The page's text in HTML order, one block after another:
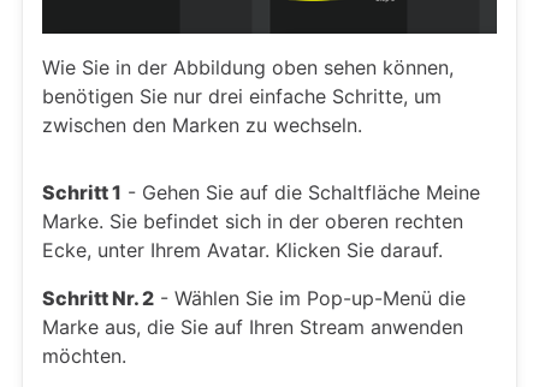
Wie Sie in der Abbildung oben sehen können,
benötigen Sie nur drei einfache Schritte, um
zwischen den Marken zu wechseln.
Schritt 1 - Gehen Sie auf die Schaltfläche Meine
Marke. Sie befindet sich in der oberen rechten
Ecke, unter Ihrem Avatar. Klicken Sie darauf.
Schritt Nr. 2 - Wählen Sie im Pop-up-Menü die
Marke aus, die Sie auf Ihren Stream anwenden
möchten.